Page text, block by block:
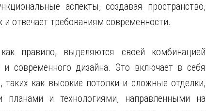
аспекты, создавая пространство,
и отвечает требованиям современности.
правило, выделяются своей комбинацией
и современного дизайна. Это включает в себя
таких как высокие потолки и сложные отделки,
и технологиями, направленными на